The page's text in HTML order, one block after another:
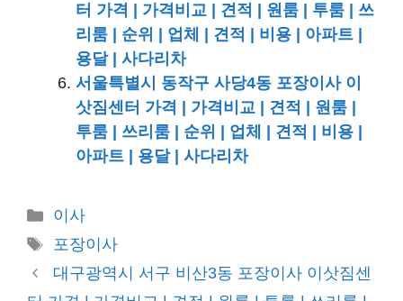
터 가격 | 가격비교 | 견적 | 원룸 | 투룸 | 쓰
리룸 | 순위 | 업체 | 견적 | 비용 | 아파트 |
용달 | 사다리차
서울특별시 동작구 사당4동 포장이사 이
삿짐센터 가격 | 가격비교 | 견적 | 원룸 |
투룸 | 쓰리룸 | 순위 | 업체 | 견적 | 비용 |
아파트 | 용달 | 사다리차
카
테
리
이사
태
그
포장이사
대구광역시 서구 비산3동 포장이사 이삿짐센